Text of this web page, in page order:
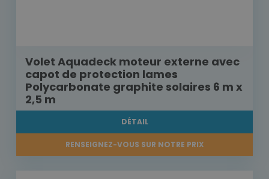
Volet Aquadeck moteur externe avec
capot de protection lames
Polycarbonate graphite solaires 6 m x
2,5 m
DÉTAIL
RENSEIGNEZ-VOUS SUR NOTRE PRIX